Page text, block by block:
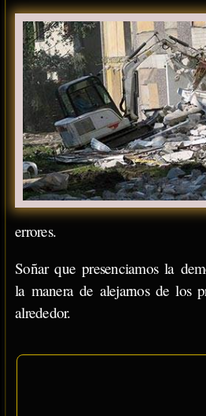
errores.
Soñar que presenciamos la
la manera de alejarnos de los
alrededor.